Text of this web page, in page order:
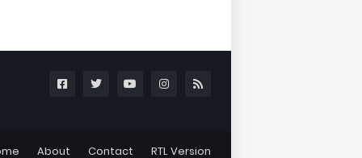
About Contact RTL Version